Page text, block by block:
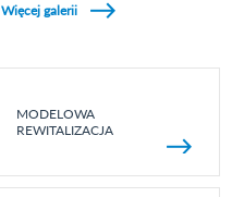
Więcej galerii
MODELOWA
REWITALIZACJA